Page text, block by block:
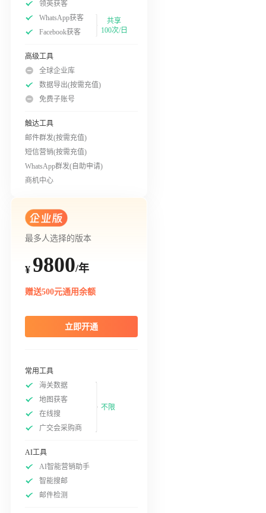
领英获客
WhatsApp获客
Facebook获客
共享
100次/日
高级工具
全球企业库
数据导出(按需充值)
免费子账号
触达工具
邮件群发(按需充值)
短信营销(按需充值)
WhatsApp群发(自助申请)
商机中心
最多人选择的版本
¥ 9800/年
赠送500元通用余额
立即开通
常用工具
海关数据
地图获客
在线搜
广交会采购商
不限
AI工具
AI智能营销助手
智能搜邮
邮件检测